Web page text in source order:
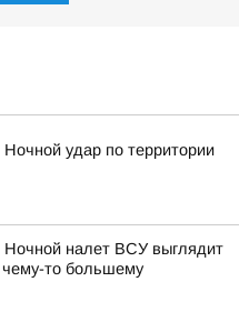
удар по территории
налет ВСУ выглядит
чему-то большему